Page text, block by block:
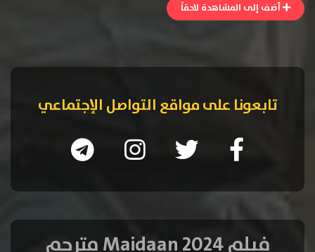
أضف إلى المشاهدة لاحقاً
تابعونا على مواقع التواصل الإجتماعي
فيلم Maidaan 2024 مترجم